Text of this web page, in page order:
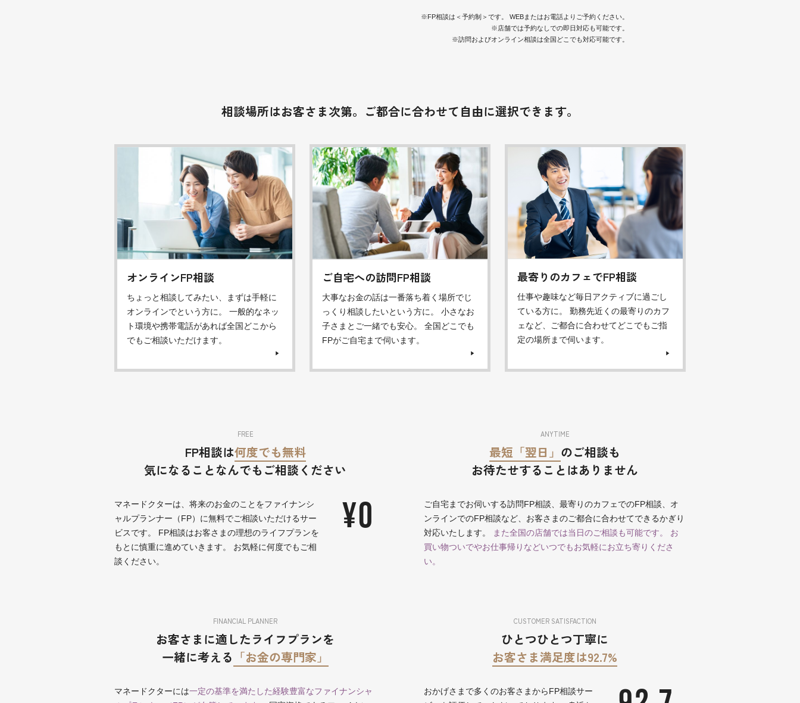
※FP相談は＜予約制＞です。 WEBまたはお電話よりご予約ください。
※店舗では予約なしでの即日対応も可能です。
※訪問およびオンライン相談は全国どこでも対応可能です。
相談場所はお客さま次第。 ご都合に合わせて自由に選択できます。
オンラインFP相談
ちょっと相談してみたい、まずは手軽に
オンラインでという方に。 一般的なネッ
ト環境や携帯電話があれば全国どこから
でもご相談いただけます。
ご自宅への訪問FP相談
大事なお金の話は一番落ち着く場所でじ
っくり相談したいという方に。 小さなお
子さまとご一緒でも安心。 全国どこでも
FPがご自宅まで伺います。
最寄りのカフェでFP相談
仕事や趣味など毎日アクティブに過ごし
ている方に。 勤務先近くの最寄りのカフ
ェなど、ご都合に合わせてどこでもご指
定の場所まで伺います。
FREE
FP相談は何度でも無料
気になることなんでもご相談ください
マネードクターは、将来のお金のことをファイナンシ
ャルプランナー（FP）に無料でご相談いただけるサー
ビスです。 FP相談はお客さまの理想のライフプランを
もとに慎重に進めていきます。 お気軽に何度でもご相
談ください。
¥0
ANYTIME
最短「翌日」 のご相談も
お待たせすることはありません
ご自宅までお伺いする訪問FP相談、最寄りのカフェでのFP相談、オ
ンラインでのFP相談など、お客さまのご都合に合わせてできるかぎり
対応いたします。
また全国の店舗では当日のご相談も可能です。 お
買い物ついでやお仕事帰りなどいつでもお気軽にお立ち寄りくださ
い。
FINANCIAL PLANNER
お客さまに適したライフプランを
一緒に考える 「お金の専門家」
マネードクターには一定の基準を満たした経験豊富なファイナンシャ
CUSTOMER SATISFACTION
ひとつひとつ丁寧に
お客さま満足度は92.7%
おかげさまで多くのお客さまからFP相談サー